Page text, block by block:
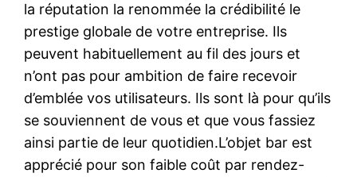
la réputation la renommée la crédibilité le
prestige globale de votre entreprise. Ils
peuvent habituellement au fil des jours et
n’ont pas pour ambition de faire recevoir
d’emblée vos utilisateurs. Ils sont là pour qu’ils
se souviennent de vous et que vous fassiez
ainsi partie de leur quotidien.L’objet bar est
apprécié pour son faible coût par rendez-